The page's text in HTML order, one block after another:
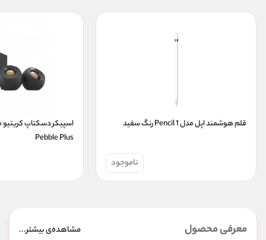
قلم هوشمند اپل مدل Pencil 1 رنگ سفید
ناموجود
Pebble Plus
معرفی محصول مشاهده‌ی بیشتر...